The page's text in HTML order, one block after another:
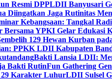
Resmi DPPLDII Banyusari
Diingatkan Jaga Rutinitas
Kebangsaan: Tangkal
YPKI Gelar Edukasi
129 Hewan Kurban
PPKK LDII Kabupaten
Bakti Lansia LDII:
Bakti RutinFun Gathering
29 Karakter LuhurLDII Sulsel